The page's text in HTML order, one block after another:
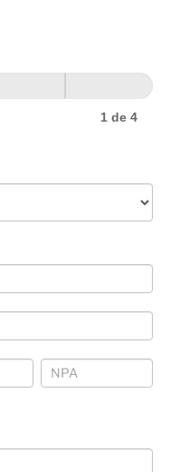
1 de 4
Coordonnées